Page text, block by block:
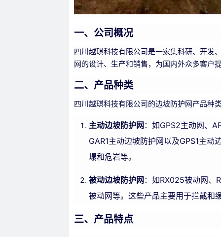
一、公司概况
四川越琪科技有限公司是一家集科研、开发
网的设计、生产和销售，为国内外众多客户
二、产品种类
四川越琪科技有限公司的边坡防护网产品种
主动边坡防护网 ：如GPS2主动网、
GAR1主动边坡防护网以及GPS1主
塌和危岩等。
被动边坡防护网 ：如RX025被动网、
被动网等。这些产品主要用于拦截和
三、产品特点